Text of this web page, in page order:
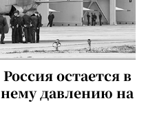
остается в
давлению на